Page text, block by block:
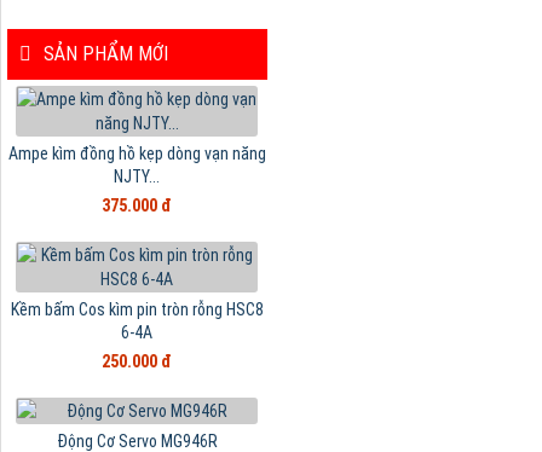
SẢN PHẨM MỚI
Ampe kìm đồng hồ kẹp dòng vạn năng
NJTY...
375.000 đ
Kềm bấm Cos kìm pin tròn rỗng HSC8
6-4A
250.000 đ
Động Cơ Servo MG946R